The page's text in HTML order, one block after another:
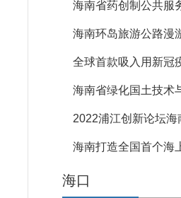
海南省药创制公共服
海南环岛旅游公路漫
全球首款吸入用新冠
海南省绿化国土技术
2022浦江创新论坛
海南打造全国首个海
海口